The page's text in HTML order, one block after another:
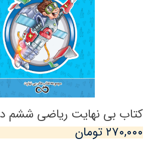
کتاب بی نهایت ریاضی ششم
۲۷۰,۰۰۰ تومان